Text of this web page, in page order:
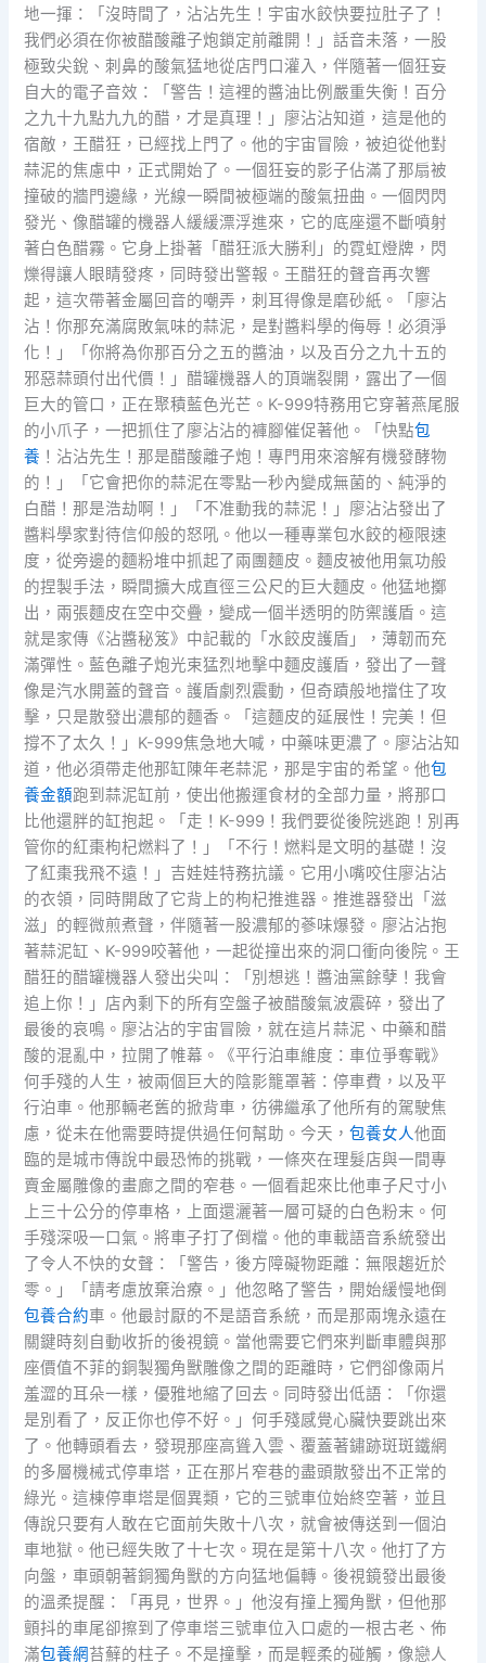
地一揮：「沒時間了，沾沾先生！宇宙水餃快要拉肚子了！
我們必須在你被醋酸離子炮鎖定前離開！」話音未落，一股
極致尖銳、刺鼻的酸氣猛地從店門口灌入，伴隨著一個狂妄
自大的電子音效：「警告！這裡的醬油比例嚴重失衡！百分
之九十九點九九的醋，才是真理！」廖沾沾知道，這是他的
宿敵，王醋狂，已經找上門了。他的宇宙冒險，被迫從他對
蒜泥的焦慮中，正式開始了。一個狂妄的影子佔滿了那扇被
撞破的牆門邊緣，光線一瞬間被極端的酸氣扭曲。一個閃閃
發光、像醋罐的機器人緩緩漂浮進來，它的底座還不斷噴射
著白色醋霧。它身上掛著「醋狂派大勝利」的霓虹燈牌，閃
爍得讓人眼睛發疼，同時發出警報。王醋狂的聲音再次響
起，這次帶著金屬回音的嘲弄，刺耳得像是磨砂紙。「廖沾
沾！你那充滿腐敗氣味的蒜泥，是對醬料學的侮辱！必須淨
化！」「你將為你那百分之五的醬油，以及百分之九十五的
邪惡蒜頭付出代價！」醋罐機器人的頂端裂開，露出了一個
巨大的管口，正在聚積藍色光芒。K-999特務用它穿著燕尾服
的小爪子，一把抓住了廖沾沾的褲腳催促著他。「快點包
養 ！沾沾先生！那是醋酸離子炮！專門用來溶解有機發酵物
的！」「它會把你的蒜泥在零點一秒內變成無菌的、純淨的
白醋！那是浩劫啊！」「不准動我的蒜泥！」廖沾沾發出了
醬料學家對待信仰般的怒吼。他以一種專業包水餃的極限速
度，從旁邊的麵粉堆中抓起了兩團麵皮。麵皮被他用氣功般
的捏製手法，瞬間擴大成直徑三公尺的巨大麵皮。他猛地擲
出，兩張麵皮在空中交疊，變成一個半透明的防禦護盾。這
就是家傳《沾醬秘笈》中記載的「水餃皮護盾」，薄韌而充
滿彈性。藍色離子炮光束猛烈地擊中麵皮護盾，發出了一聲
像是汽水開蓋的聲音。護盾劇烈震動，但奇蹟般地擋住了攻
擊，只是散發出濃郁的麵香。「這麵皮的延展性！完美！但
撐不了太久！」K-999焦急地大喊，中藥味更濃了。廖沾沾知
道，他必須帶走他那缸陳年老蒜泥，那是宇宙的希望。他包
養金額跑到蒜泥缸前，使出他搬運食材的全部力量，將那口
比他還胖的缸抱起。「走！K-999！我們要從後院逃跑！別再
管你的紅棗枸杞燃料了！」「不行！燃料是文明的基礎！沒
了紅棗我飛不遠！」吉娃娃特務抗議。它用小嘴咬住廖沾沾
的衣領，同時開啟了它背上的枸杞推進器。推進器發出「滋
滋」的輕微煎煮聲，伴隨著一股濃郁的蔘味爆發。廖沾沾抱
著蒜泥缸、K-999咬著他，一起從撞出來的洞口衝向後院。王
醋狂的醋罐機器人發出尖叫：「別想逃！醬油黨餘孽！我會
追上你！」店內剩下的所有空盤子被醋酸氣波震碎，發出了
最後的哀鳴。廖沾沾的宇宙冒險，就在這片蒜泥、中藥和醋
酸的混亂中，拉開了帷幕。《平行泊車維度：車位爭奪戰》
何手殘的人生，被兩個巨大的陰影籠罩著：停車費，以及平
行泊車。他那輛老舊的掀背車，彷彿繼承了他所有的駕駛焦
慮，從未在他需要時提供過任何幫助。今天，包養女人他面
臨的是城市傳說中最恐怖的挑戰，一條夾在理髮店與一間專
賣金屬雕像的畫廊之間的窄巷。一個看起來比他車子尺寸小
上三十公分的停車格，上面還灑著一層可疑的白色粉末。何
手殘深吸一口氣。將車子打了倒檔。他的車載語音系統發出
了令人不快的女聲：「警告，後方障礙物距離：無限趨近於
零。」「請考慮放棄治療。」他忽略了警告，開始緩慢地倒
包養合約車。他最討厭的不是語音系統，而是那兩塊永遠在
關鍵時刻自動收折的後視鏡。當他需要它們來判斷車體與那
座價值不菲的銅製獨角獸雕像之間的距離時，它們卻像兩片
羞澀的耳朵一樣，優雅地縮了回去。同時發出低語：「你還
是別看了，反正你也停不好。」何手殘感覺心臟快要跳出來
了。他轉頭看去，發現那座高聳入雲、覆蓋著鏽跡斑斑鐵網
的多層機械式停車塔，正在那片窄巷的盡頭散發出不正常的
綠光。這棟停車塔是個異類，它的三號車位始終空著，並且
傳說只要有人敢在它面前失敗十八次，就會被傳送到一個泊
車地獄。他已經失敗了十七次。現在是第十八次。他打了方
向盤，車頭朝著銅獨角獸的方向猛地偏轉。後視鏡發出最後
的溫柔提醒：「再見，世界。」他沒有撞上獨角獸，但他那
顫抖的車尾卻擦到了停車塔三號車位入口處的一根古老、佈
滿包養網苔蘚的柱子。不是撞擊，而是輕柔的碰觸，像戀人